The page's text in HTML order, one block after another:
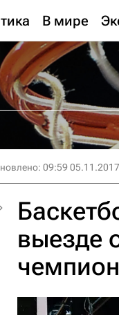
В мире
09:59
выезде